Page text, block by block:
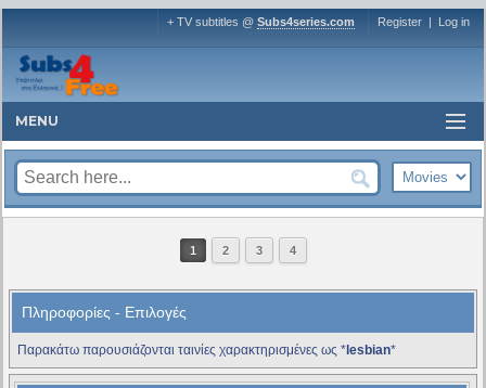
+ TV subtitles @ Subs4series.com Register | Log in
MENU
1 2 3 4
Πληροφορίες - Επιλογές
Παρακάτω παρουσιάζονται ταινίες χαρακτηρισμένες ως * lesbian*